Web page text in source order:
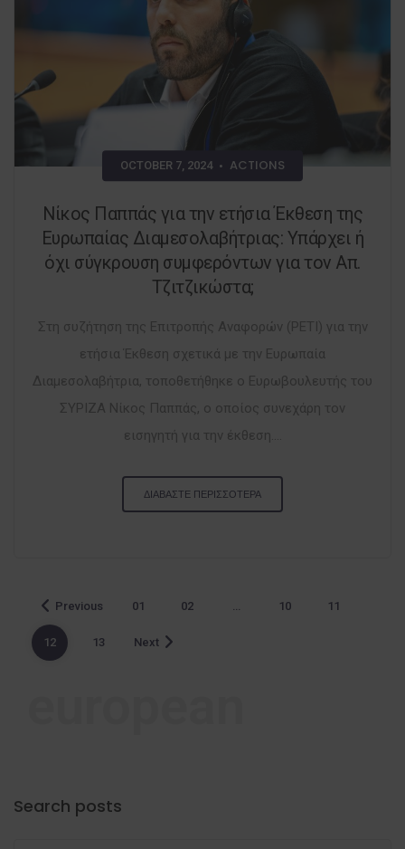
OCTOBER 7, 2024 • ACTIONS
Νίκος Παππάς για την ετήσια Έκθεση της
Ευρωπαίας Διαμεσολαβήτριας: Υπάρχει ή
όχι σύγκρουση συμφερόντων για τον Απ.
Τζιτζικώστα;
Στη συζήτηση της Επιτροπής Αναφορών (PETI) για την
ετήσια Έκθεση σχετικά με την Ευρωπαία
Διαμεσολαβήτρια, τοποθετήθηκε ο Ευρωβουλευτής του
ΣΥΡΙΖΑ Νίκος Παππάς, ο οποίος συνεχάρη τον
εισηγητή για την έκθεση....
ΔΙΑΒΑΣΤΕ ΠΕΡΙΣΣΟΤΕΡΑ
Previous 01 02 … 10 11
12 13 Next
Search posts